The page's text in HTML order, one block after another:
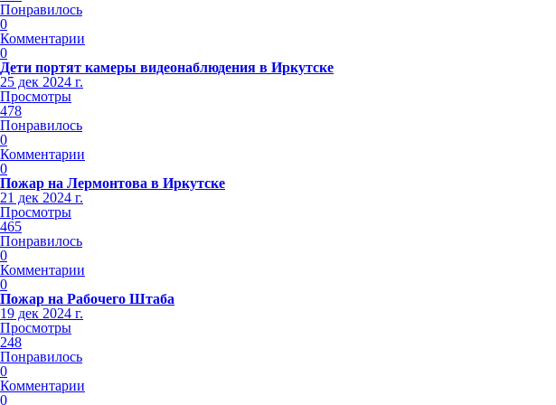
Понравилось
0
Комментарии
0
Дети портят камеры видеонаблюдения в Иркутске
25 дек 2024 г.
Просмотры
478
Понравилось
0
Комментарии
0
Пожар на Лермонтова в Иркутске
21 дек 2024 г.
Просмотры
465
Понравилось
0
Комментарии
0
Пожар на Рабочего Штаба
19 дек 2024 г.
Просмотры
248
Понравилось
0
Комментарии
0